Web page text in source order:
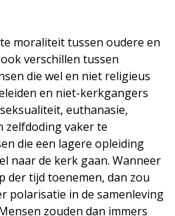
moraliteit tussen oudere en
verschillen tussen
die wel en niet religieus
en niet-kerkgangers
euthanasie,
zelfdoding vaker te
die een lagere opleiding
naar de kerk gaan. Wanneer
der tijd toenemen, dan zou
polarisatie in de samenleving
zouden dan immers